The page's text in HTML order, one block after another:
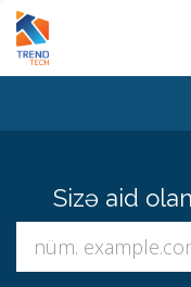
Sizə aid